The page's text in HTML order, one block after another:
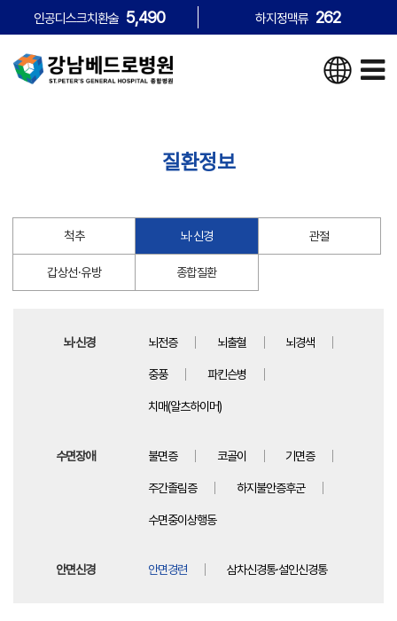
인공디스크치환술 5,490 하지정맥류 262
질환정보
척추 뇌·신경 관절
갑상선·유방 종합질환
뇌·신경 뇌전증 뇌출혈 뇌경색
중풍 파킨슨병
치매(알츠하이머)
수면장애 불면증 코골이 기면증
주간졸림증 하지불안증후군
수면중이상행동
안면신경 안면경련 삼차신경통·설인신경통